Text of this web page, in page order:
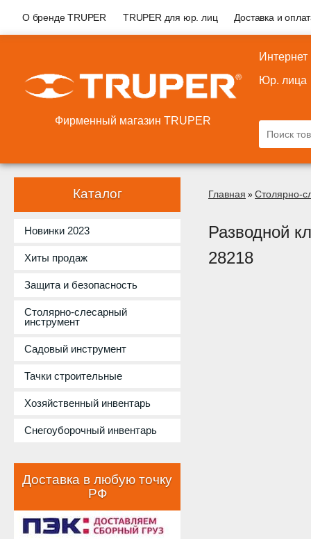
О бренде TRUPER TRUPER для юр. лиц Доставка и
Фирменный магазин TRUPER
Интернет
Юр. лица
Каталог
Новинки 2023
Хиты продаж
Защита и безопасность
Столярно-слесарный
инструмент
Садовый инструмент
Тачки строительные
Хозяйственный инвентарь
Снегоуборочный инвентарь
Доставка в любую точку
РФ
Главная » Столярно-
Разводной
28218